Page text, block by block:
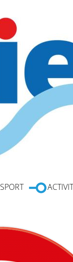
SPORT